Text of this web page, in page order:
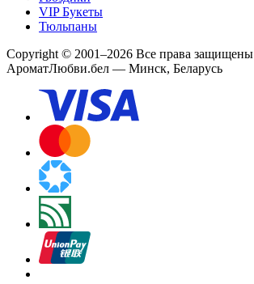
VIP Букеты
Тюльпаны
Copyright © 2001–2026 Все права защищены
АроматЛюбви.бел — Минск, Беларусь